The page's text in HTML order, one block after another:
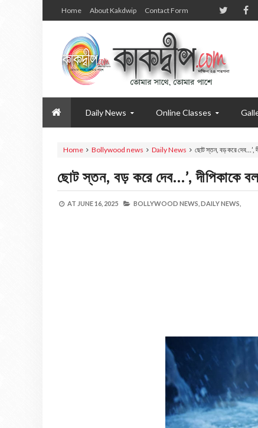
Home About Kakdwip Contact Form
Daily News Online Classes
Home Bollywood news Daily News ছোট স্তন, বড় করে দেব…’,
ছোট স্তন, বড় করে দেব…’, দীপিকাকে
AT JUNE 16, 2025 BOLLYWOOD NEWS, DAILY NEWS,